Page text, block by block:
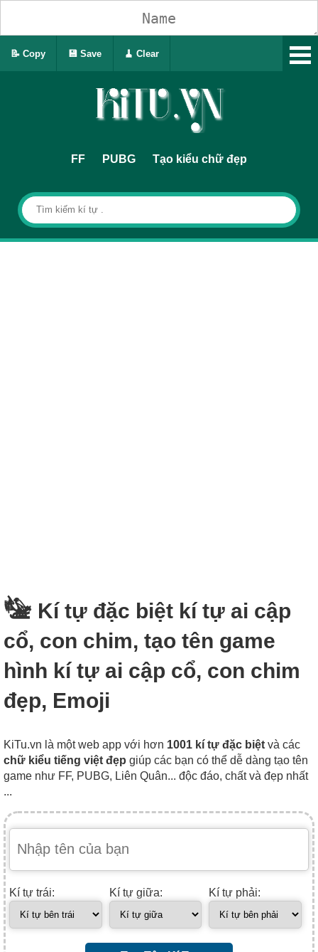
FF PUBG Tạo kiểu chữ đẹp
𓅋 Kí tự đặc biệt kí tự ai cập
cổ, con chim, tạo tên game
hình kí tự ai cập cổ, con chim
đẹp, Emoji
KiTu.vn là một web app với hơn 1001 kí tự đặc biệt và các
chữ kiểu tiếng việt đẹp giúp các bạn có thể dễ dàng tạo tên
game như FF, PUBG, Liên Quân... độc đáo, chất và đẹp nhất
...
Kí tự trái: Kí tự giữa: Kí tự phải:
📝 Copy 💾 Save 🧹 Clear